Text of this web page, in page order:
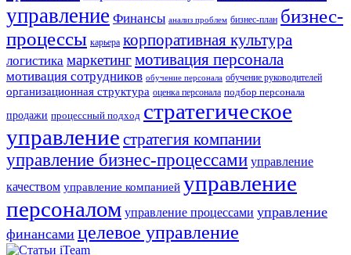
управление Финансы анализ проблем бизнес-план бизнес-
процессы карьера корпоративная культура
логистика маркетингмотивация персонала
мотивация сотрудников обучение персонала обучение руководителей
организационная структура оценка персонала подбор персонала
продажи процессный подход стратегическое
управление стратегия компании
управление бизнес-процессами управление
качеством управление компанией управление
персоналом управление процессами управление
финансами целевое управление